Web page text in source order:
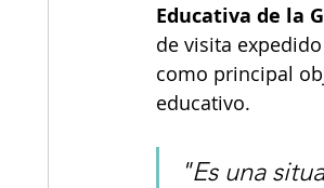
Educativa de la
de visita
como principal
educativo.
"Es una